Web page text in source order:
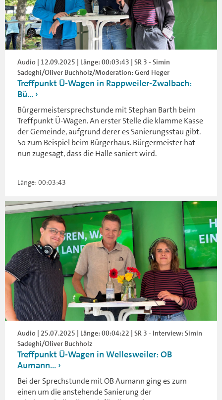
Audio | 12.09.2025 | Länge: 00:03:43 | SR 3 - Simin
Sadeghi/Oliver Buchholz/Moderation: Gerd Heger
Treffpunkt Ü-Wagen in Rappweiler-Zwalbach:
Bü...
Bürgermeistersprechstunde mit Stephan Barth beim
Treffpunkt Ü-Wagen. An erster Stelle die klamme Kasse
der Gemeinde, aufgrund derer es Sanierungsstau gibt.
So zum Beispiel beim Bürgerhaus. Bürgermeister hat
nun zugesagt, dass die Halle saniert wird.
Länge: 00:03:43
Audio | 25.07.2025 | Länge: 00:04:22 | SR 3 - Interview: Simin
Sadeghi/Oliver Buchholz
Treffpunkt Ü-Wagen in Wellesweiler: OB
Aumann...
Bei der Sprechstunde mit OB Aumann ging es zum
einen um die anstehende Sanierung der